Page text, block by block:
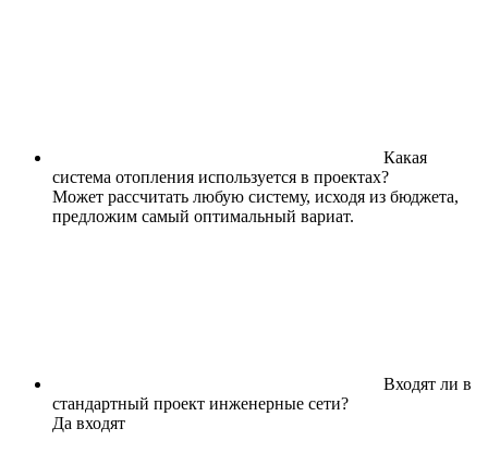
Какая
система отопления используется в проектах?
Может рассчитать любую систему, исходя из бюджета,
предложим самый оптимальный вариат.
Входят ли в
стандартный проект инженерные сети?
Да входят